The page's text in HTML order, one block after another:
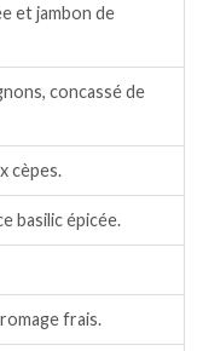
et jambon de
concassé de
cèpes.
basilic épicée.
frais.